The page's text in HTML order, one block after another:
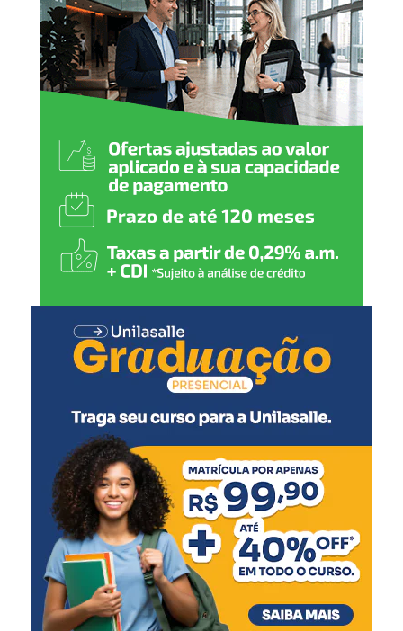
2 meses
Pentavalente (1ª dose)
Pólio (1ª dose)
Pneumocócica (1ª dose)
Rotavírus (1ª dose)
3 meses
Meningocócica C (1ª dose)
4 meses:
Pentavalente (2ª dose)
Pólio (2ª dose)
Pneumocócica (2ª dose)
5 meses:
Meningocócica C (2ª dose)
6 meses:
Pentavalente (3ª dose)
Pólio (3ª dose)
Influenza